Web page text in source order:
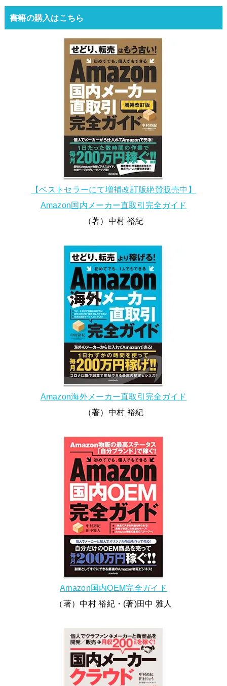
書籍の購入はこちら
【ベストセラーにて増補改訂版絶賛販売中】
Amazon国内メーカー直取引完全ガイド
（著）中村 裕紀
Amazon海外メーカー直取引完全ガイド
（著）中村 裕紀
Amazon国内OEM完全ガイド
（著）中村 裕紀・(著)田中 雅人